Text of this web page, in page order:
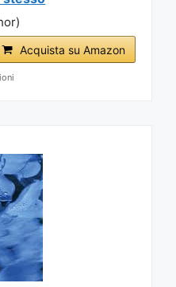
Acquista su Amazon